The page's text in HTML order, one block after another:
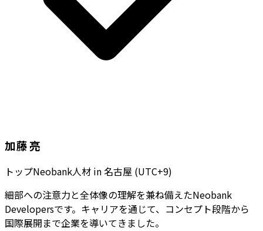
加藤 亮
トップNeobank人材 in 名古屋 (UTC+9)
細部への注意力と全体像の理解を兼ね備えたNeobank
Developersです。キャリアを通じて、コンセプト段階から
国際展開まで企業を導いてきました。